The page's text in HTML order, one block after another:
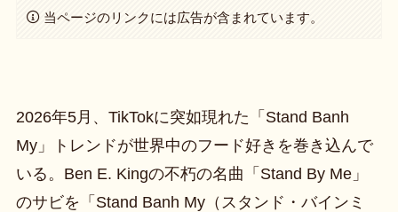
当ページのリンクには広告が含まれています。
2026年5月、TikTokに突如現れた「Stand Banh
My」トレンドが世界中のフード好きを巻き込んで
いる。Ben E. Kingの不朽の名曲「Stand By Me」
のサビを「Stand Banh My（スタンド・バインミ